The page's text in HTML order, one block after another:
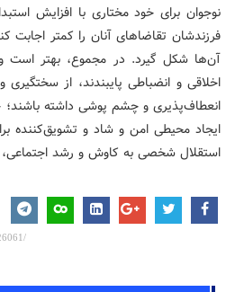
نوجوان برای خود مختاری با افزایش
فرزندشان تقاضاهای آنان را کمتر اجابت
آن‌ها شکل گیرد. در مجموع، بهتر است
اخلاقی و انضباطی پایبندند، از سختگیری
انعطاف‌پذیری و چشم پوشی داشته باشند؛
ایجاد محیطی امن و شاد و تشویق‌کننده
استقلال شخصی به کاوش و رشد